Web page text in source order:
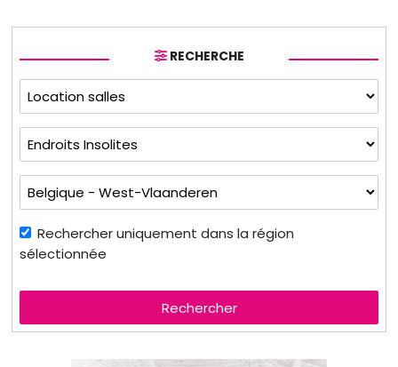
RECHERCHE
Rechercher uniquement dans la région
sélectionnée
Rechercher